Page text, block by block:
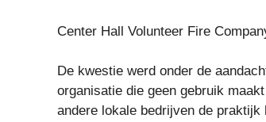
Center Hall Volunteer Fire
De kwestie werd onder de
organisatie die geen gebruik
andere lokale bedrijven de